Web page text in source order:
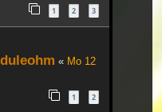
1 2 3
« Mo 12
1 2